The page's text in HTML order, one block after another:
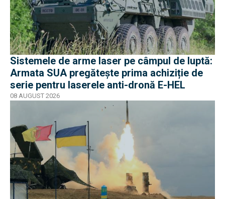
Sistemele de arme laser pe câmpul de luptă:
Armata SUA pregătește prima achiziție de
serie pentru laserele anti-dronă E-HEL
08 AUGUST 2026